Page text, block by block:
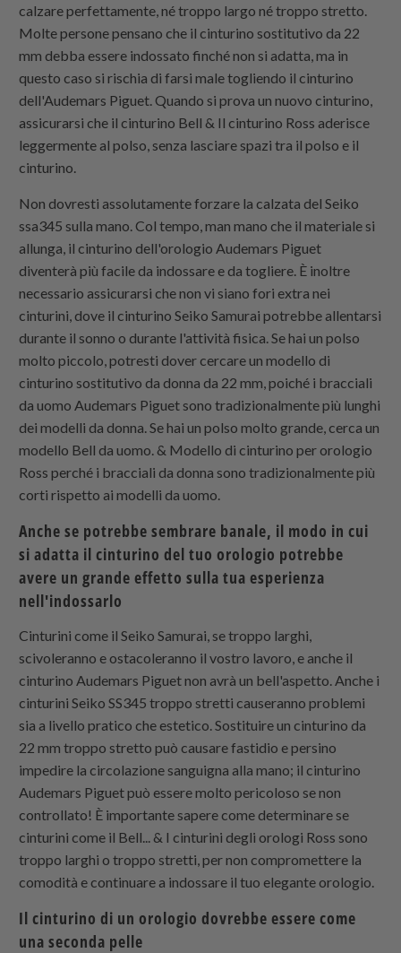
calzare perfettamente, né troppo largo né troppo stretto.
Molte persone pensano che il cinturino sostitutivo da 22
mm debba essere indossato finché non si adatta, ma in
questo caso si rischia di farsi male togliendo il cinturino
dell'Audemars Piguet. Quando si prova un nuovo cinturino,
assicurarsi che il cinturino Bell & Il cinturino Ross aderisce
leggermente al polso, senza lasciare spazi tra il polso e il
cinturino.
Non dovresti assolutamente forzare la calzata del Seiko
ssa345 sulla mano. Col tempo, man mano che il materiale si
allunga, il cinturino dell'orologio Audemars Piguet
diventerà più facile da indossare e da togliere. È inoltre
necessario assicurarsi che non vi siano fori extra nei
cinturini, dove il cinturino Seiko Samurai potrebbe allentarsi
durante il sonno o durante l'attività fisica. Se hai un polso
molto piccolo, potresti dover cercare un modello di
cinturino sostitutivo da donna da 22 mm, poiché i bracciali
da uomo Audemars Piguet sono tradizionalmente più lunghi
dei modelli da donna. Se hai un polso molto grande, cerca un
modello Bell da uomo. & Modello di cinturino per orologio
Ross perché i bracciali da donna sono tradizionalmente più
corti rispetto ai modelli da uomo.
Anche se potrebbe sembrare banale, il modo in cui
si adatta il cinturino del tuo orologio potrebbe
avere un grande effetto sulla tua esperienza
nell'indossarlo
Cinturini come il Seiko Samurai, se troppo larghi,
scivoleranno e ostacoleranno il vostro lavoro, e anche il
cinturino Audemars Piguet non avrà un bell'aspetto. Anche i
cinturini Seiko SS345 troppo stretti causeranno problemi
sia a livello pratico che estetico. Sostituire un cinturino da
22 mm troppo stretto può causare fastidio e persino
impedire la circolazione sanguigna alla mano; il cinturino
Audemars Piguet può essere molto pericoloso se non
controllato! È importante sapere come determinare se
cinturini come il Bell... & I cinturini degli orologi Ross sono
troppo larghi o troppo stretti, per non compromettere la
comodità e continuare a indossare il tuo elegante orologio.
Il cinturino di un orologio dovrebbe essere come
una seconda pelle